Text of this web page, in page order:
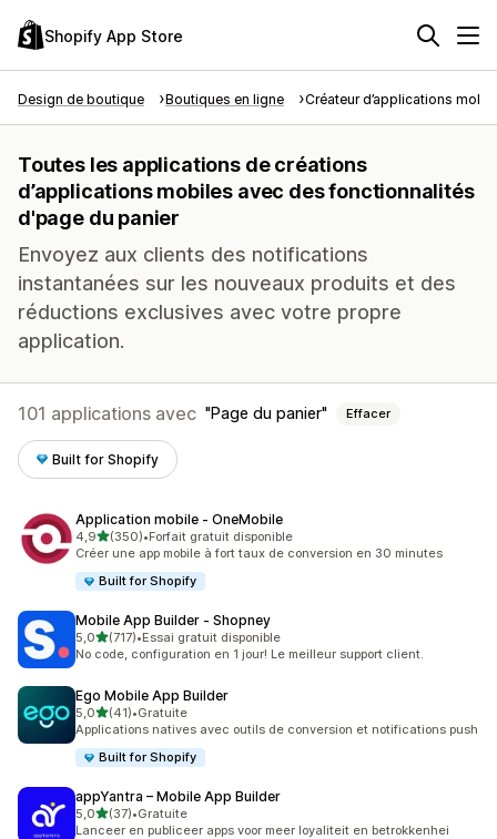
Shopify App Store
Design de boutique Boutiques en ligne Créateur d’applications
Toutes les applications de créations
d’applications mobiles avec des fonctionnalités
d'page du panier
Envoyez aux clients des notifications
instantanées sur les nouveaux produits et des
réductions exclusives avec votre propre
application.
101 applications avec Page du panier Effacer
Built for Shopify
Application mobile ‑ OneMobile
4,9étoile(s) sur 5
(350)
350 avis au total
•Forfait gratuit disponible
Créer une app mobile à fort taux de conversion en 30 minutes
Built for Shopify
Mobile App Builder ‑ Shopney
5,0étoile(s) sur 5
(717)
717 avis au total
•Essai gratuit disponible
No code, configuration en 1 jour! Le meilleur support client.
Ego Mobile App Builder
5,0étoile(s) sur 5
(41)
41 avis au total
•Gratuite
Applications natives avec outils de conversion et notifications push
Built for Shopify
appYantra – Mobile App Builder
5,0étoile(s) sur 5
(37)
37 avis au total
•Gratuite
Lanceer en publiceer apps voor meer loyaliteit en betrokkenhei